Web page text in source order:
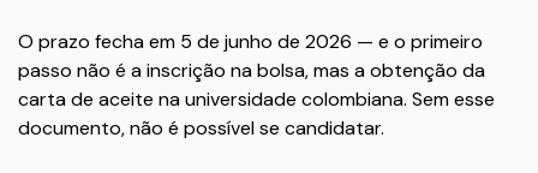
O prazo fecha em 5 de junho de 2026 — e o primeiro
passo não é a inscrição na bolsa, mas a obtenção da
carta de aceite na universidade colombiana. Sem esse
documento, não é possível se candidatar.